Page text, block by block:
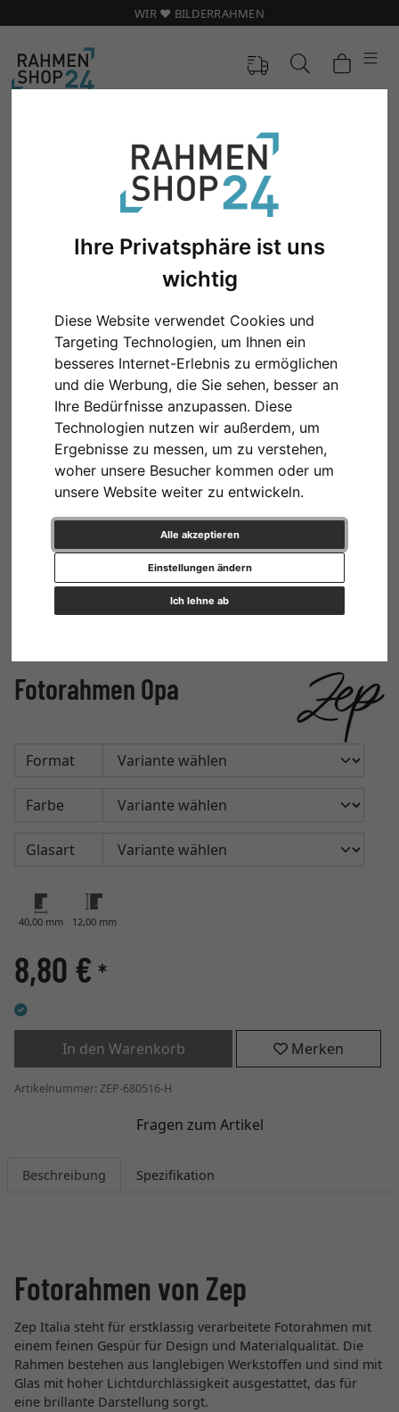
Ihre Privatsphäre ist uns
wichtig
Diese Website verwendet Cookies und
Targeting Technologien, um Ihnen ein
besseres Internet-Erlebnis zu ermöglichen
und die Werbung, die Sie sehen, besser an
Ihre Bedürfnisse anzupassen. Diese
Technologien nutzen wir außerdem, um
Ergebnisse zu messen, um zu verstehen,
woher unsere Besucher kommen oder um
unsere Website weiter zu entwickeln.
Alle akzeptieren
Ich lehne ab
Einstellungen ändern
WIR ❤️ BILDERRAHMEN
Zurück
Fotorahmen Opa
Format
Farbe
Glasart
40,00 mm 12,00 mm
8,80 € *
In den Warenkorb Merken
Artikelnummer: ZEP-680516-H
Fragen zum Artikel
Beschreibung Spezifikation
Fotorahmen von Zep
Zep Italia steht für erstklassig verarbeitete Fotorahmen mit
einem feinen Gespür für Design und Materialqualität. Die
Rahmen bestehen aus langlebigen Werkstoffen und sind mit
Glas mit hoher Lichtdurchlässigkeit ausgestattet, das für
eine brillante Darstellung sorgt.